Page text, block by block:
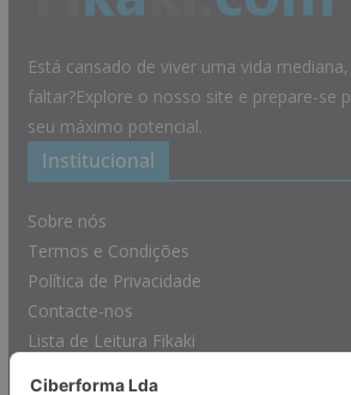
Está cansado de viver uma vida
faltar?Explore o nosso site e prepare-se
seu máximo potencial.
Institucional
Sobre nós
Termos e Condições
Política de Privacidade
Contacte-nos
Lista de Leitura Fikaki
Afiliações